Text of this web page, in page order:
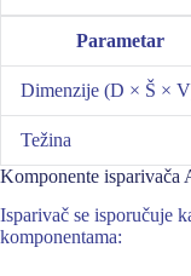
Parametar
Dimenzije (D × Š ×
Težina
Komponente
Isparivač se isporučuje
komponentama: